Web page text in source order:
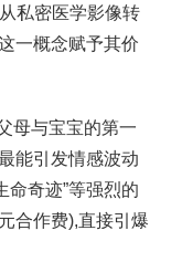
私密医学影像转
一概念赋予其价
母与宝宝的第一
能引发情感波动
命奇迹”等强烈的
合作费),直接引爆